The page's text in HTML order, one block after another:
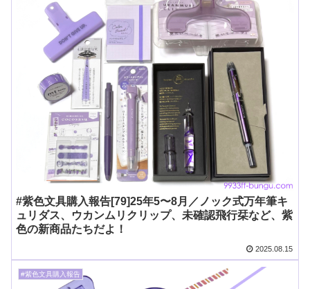
#紫色文具購入報告[79]25年5〜8月／ノック式万年筆キ
ュリダス、ウカンムリクリップ、未確認飛行栞など、紫
色の新商品たちだよ！
2025.08.15
#紫色文具購入報告